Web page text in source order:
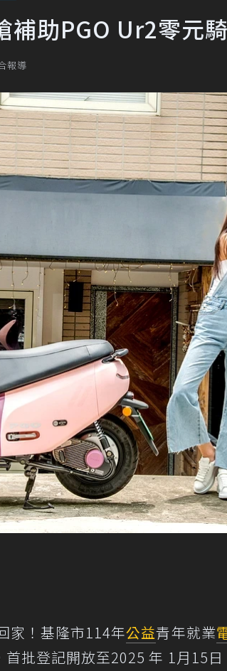
助PGO Ur2零元
報導
家！基隆市114年公益青年就業
批登記開放至2025 年 1月15